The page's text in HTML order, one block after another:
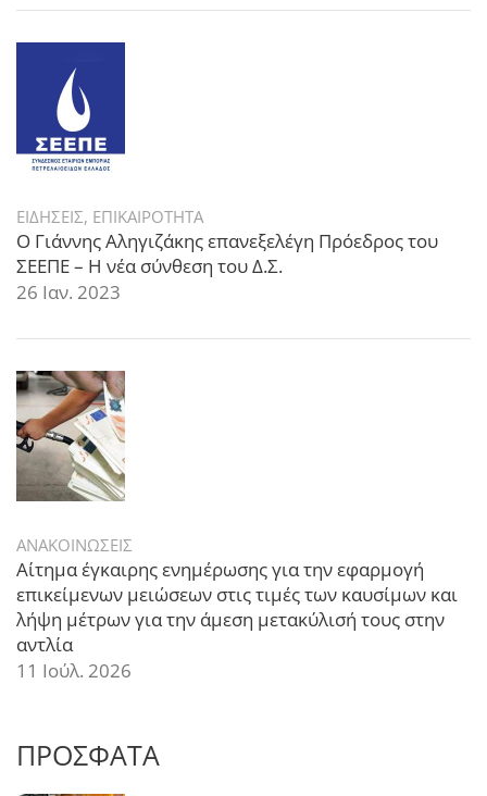
ΕΙΔΗΣΕΙΣ, ΕΠΙΚΑΙΡΟΤΗΤΑ
Ο Γιάννης Αληγιζάκης επανεξελέγη Πρόεδρος του
ΣΕΕΠΕ – Η νέα σύνθεση του Δ.Σ.
26 Ιαν. 2023
ΑΝΑΚΟΙΝΩΣΕΙΣ
Αίτημα έγκαιρης ενημέρωσης για την εφαρμογή
επικείμενων μειώσεων στις τιμές των καυσίμων και
λήψη μέτρων για την άμεση μετακύλισή τους στην
αντλία
11 Ιούλ. 2026
ΠΡΟΣΦΑΤΑ